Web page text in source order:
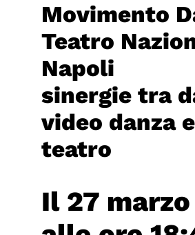
Movimento
Teatro
Napoli
sinergie tra
video danza e
teatro
Il 27